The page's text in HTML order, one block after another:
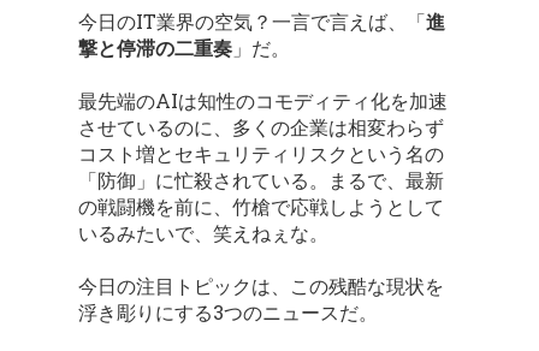
今日のIT業界の空気？一言で言えば、「進
撃と停滞の二重奏」だ。
最先端のAIは知性のコモディティ化を加速
させているのに、多くの企業は相変わらず
コスト増とセキュリティリスクという名の
「防御」に忙殺されている。まるで、最新
の戦闘機を前に、竹槍で応戦しようとして
いるみたいで、笑えねぇな。
今日の注目トピックは、この残酷な現状を
浮き彫りにする3つのニュースだ。